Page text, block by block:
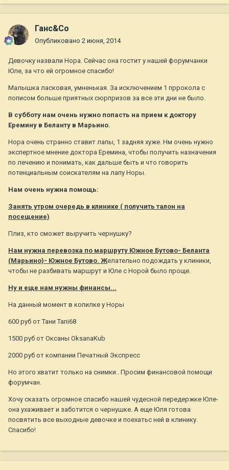
Ганс&Co
Опубликовано 2 июня, 2014
Девочку назвали Нора. Сейчас она гостит у нашей форумчанки
Юле, за что ей огромное спасибо!
Малышка ласковая, умненькая. За исключением 1 пррокола с
пописом больше приятных сюрпризов за все эти дни не было.
В субботу нам очень нужно попасть на прием к доктору
Еремину в Беланту в Марьино.
Нора очень странно ставит лапы, 1 задняя хуже. Нм очень нужно
экспертное мнение доктора Еремина, чтобы получить назначения
по лечению и понимать, как дальше быть и что говорить
потенциальным соискателям на лапу Норы.
Нам очень нужна помощь:
Занять утром очередь в клинике ( получить талон на
посещение)
Плиз, кто сможет выручить чернушку?
Нам нужна перевозка по маршруту Южное Бутово- Беланта
(Марьино)- Южное Бутово. Желательно подождать у клиники,
чтобы не разбивать маршрут и Юле с Норой было проще.
Ну и еще нам нужны финансы...
На данный момент в копилке у Норы
600 руб от Тани Tani68
1500 руб от Оксаны OksanaKub
2000 руб от компании Печатный Экспресс
Но этого хватит только на снимки.. Просим финансовой помощи
форумчан.
Хочу сказать огромное спасибо нашей чудесной передержке Юле-
она ухаживает и заботится о чернушке. А еще Юля готова
посвятить все выходные девочке и поехатьс ней в клинику.
Спасибо!